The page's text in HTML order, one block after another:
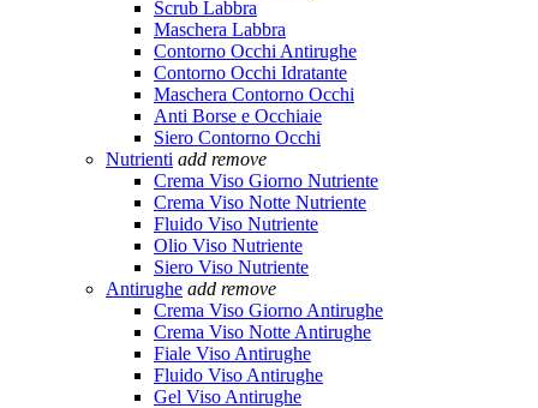
Scrub Labbra
Maschera Labbra
Contorno Occhi Antirughe
Contorno Occhi Idratante
Maschera Contorno Occhi
Anti Borse e Occhiaie
Siero Contorno Occhi
Nutrienti add remove
Crema Viso Giorno Nutriente
Crema Viso Notte Nutriente
Fluido Viso Nutriente
Olio Viso Nutriente
Siero Viso Nutriente
Antirughe add remove
Crema Viso Giorno Antirughe
Crema Viso Notte Antirughe
Fiale Viso Antirughe
Fluido Viso Antirughe
Gel Viso Antirughe